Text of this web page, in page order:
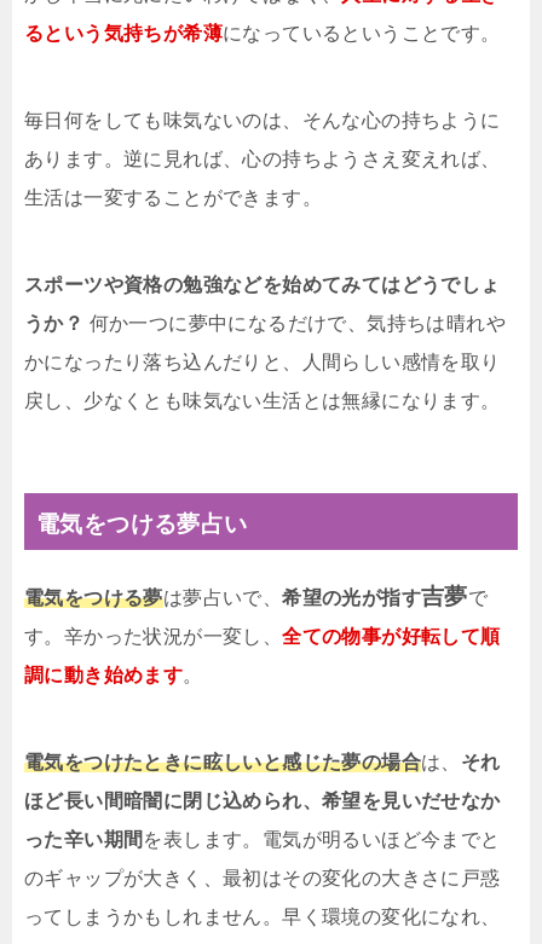
るという気持ちが希薄になっているということです。
毎日何をしても味気ないのは、そんな心の持ちように
あります。逆に見れば、心の持ちようさえ変えれば、
生活は一変することができます。
スポーツや資格の勉強などを始めてみてはどうでしょ
うか？ 何か一つに夢中になるだけで、気持ちは晴れや
かになったり落ち込んだりと、人間らしい感情を取り
戻し、少なくとも味気ない生活とは無縁になります。
電気をつける夢占い
電気をつける夢は夢占いで、希望の光が指す吉夢で
す。辛かった状況が一変し、全ての物事が好転して順
調に動き始めます。
電気をつけたときに眩しいと感じた夢の場合は、 それ
ほど長い間暗闇に閉じ込められ、希望を見いだせなか
った辛い期間 を表します。電気が明るいほど今までと
のギャップが大きく、最初はその変化の大きさに戸惑
ってしまうかもしれません。早く環境の変化になれ、